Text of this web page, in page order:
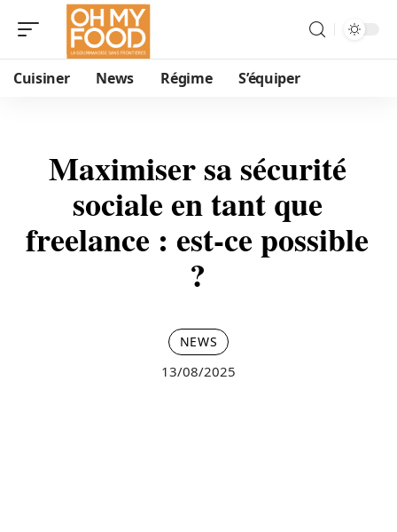
Cuisiner News Régime S’équiper
Maximiser sa sécurité
sociale en tant que
freelance : est-ce possible
?
NEWS
13/08/2025